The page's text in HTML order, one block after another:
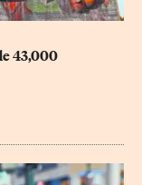
43,000